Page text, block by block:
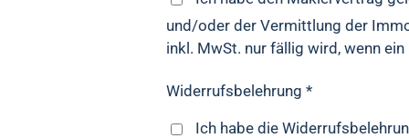
und/oder der Vermittlung der
inkl. MwSt. nur fällig wird, wenn
Widerrufsbelehrung *
Ich habe die